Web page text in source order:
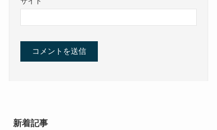
新着記事